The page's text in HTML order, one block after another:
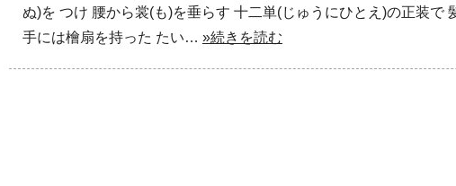
ぬ)を つけ 腰から裳(も)を垂らす 十二単(じゅうにひとえ)の正装で
手には檜扇を持った たい… »続きを読む